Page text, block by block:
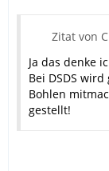
Zitat von
Ja das denke
Bei DSDS
Bohlen
gestellt!